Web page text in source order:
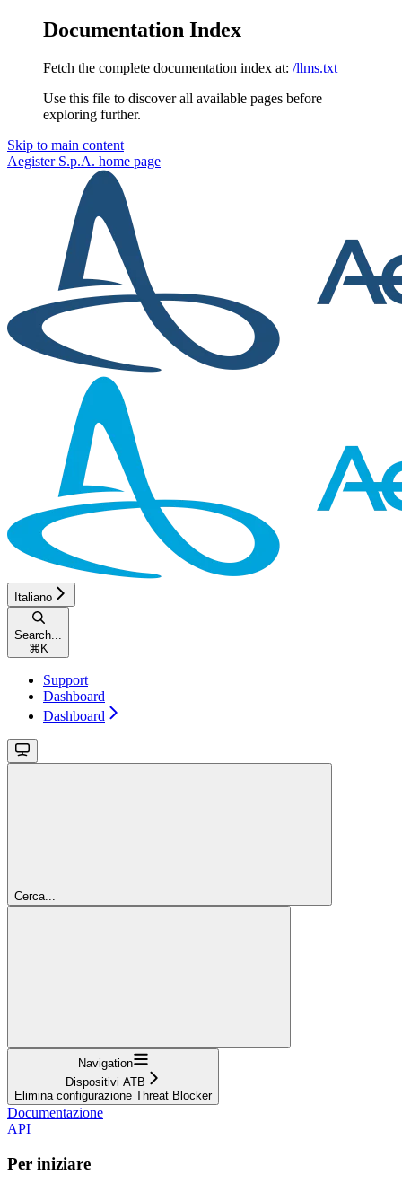
Documentation Index
Fetch the complete documentation index at: /llms.txt
Use this file to discover all available pages before
exploring further.
Skip to main content
Aegister S.p.A. home page
Italiano
Search...
⌘ K
Support
Dashboard
Dashboard
Cerca...
Navigation
Dispositivi ATB
Elimina configurazione Threat Blocker
Documentazione
API
Per iniziare